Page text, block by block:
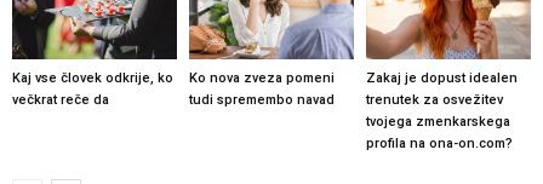
Kaj vse človek odkrije, ko
večkrat reče da
Ko nova zveza pomeni
tudi spremembo navad
Zakaj je dopust idealen
trenutek za osvežitev
tvojega zmenkarskega
profila na ona-on.com?